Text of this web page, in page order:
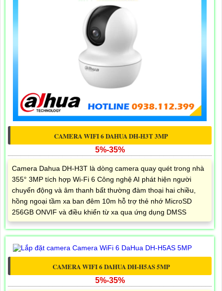
CAMERA WIFI 6 DAHUA DH-H3T 3MP
5%-35%
Camera Dahua DH-H3T là dòng camera quay quét trong nhà
355° 3MP tích hợp Wi-Fi 6 Công nghệ AI phát hiện người
chuyển động và âm thanh bất thường đàm thoại hai chiều,
hồng ngoại tầm xa ban đêm 10m hỗ trợ thẻ nhớ MicroSD
256GB ONVIF và điều khiển từ xa qua ứng dụng DMSS
CAMERA WIFI 6 DAHUA DH-H5AS 5MP
5%-35%